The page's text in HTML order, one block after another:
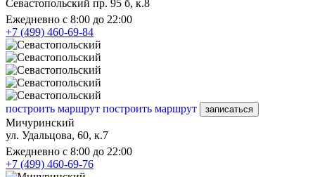
Севастопольский пр. 95 б, к.8
Ежедневно с 8:00 до 22:00
+7 (499) 460-69-84
построить маршрут построить маршрут записаться
Мичуринский
ул. Удальцова, 60, к.7
Ежедневно с 8:00 до 22:00
+7 (499) 460-69-76